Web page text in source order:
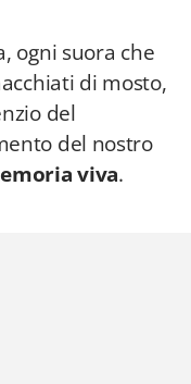
ogni suora che
di mosto,
del
del nostro
viva.